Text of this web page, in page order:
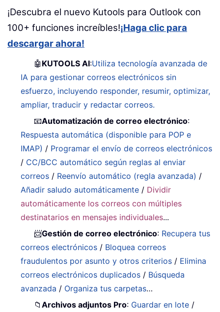
¡Descubra el nuevo Kutools para Outlook con
100+ funciones increíbles!¡Haga clic para
descargar ahora!
🤖 KUTOOLS AI:Utiliza tecnología avanzada de
IA para gestionar correos electrónicos sin
esfuerzo, incluyendo responder, resumir, optimizar,
ampliar, traducir y redactar correos.
📧Automatización de correo electrónico:
Respuesta automática (disponible para POP e
IMAP) / Programar el envío de correos electrónicos
/ CC/BCC automático según reglas al enviar
correos / Reenvío automático (regla avanzada) /
Añadir saludo automáticamente / Dividir
automáticamente los correos con múltiples
destinatarios en mensajes individuales...
📨Gestión de correo electrónico: Recupera tus
correos electrónicos / Bloquea correos
fraudulentos por asunto y otros criterios / Elimina
correos electrónicos duplicados / Búsqueda
avanzada / Organiza tus carpetas…
📁Archivos adjuntos Pro: Guardar en lote /